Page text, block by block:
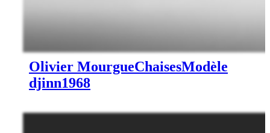
Olivier MourgueChaisesModèle
djinn1968